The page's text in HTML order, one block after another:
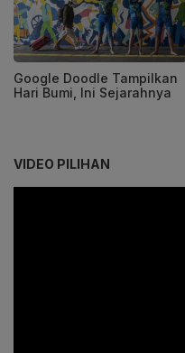
Google Doodle Tampilkan
Hari Bumi, Ini Sejarahnya
VIDEO PILIHAN